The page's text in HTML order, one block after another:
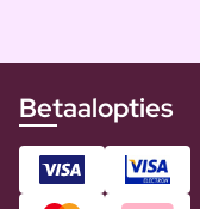
Betaalopties